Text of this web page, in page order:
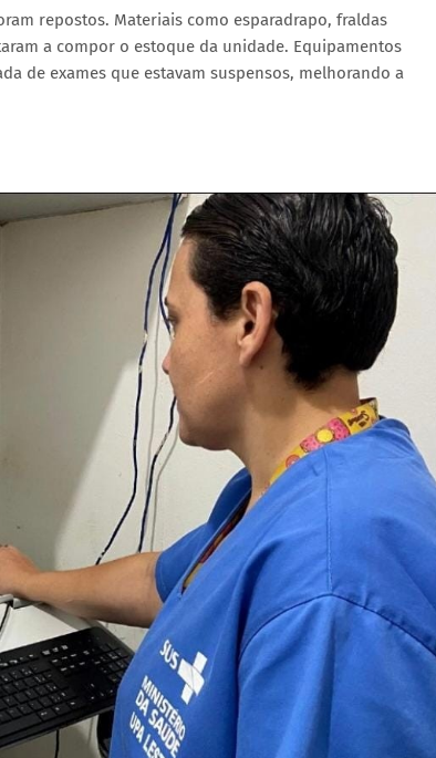
repostos. Materiais como esparadrapo, fraldas
a compor o estoque da unidade. Equipamentos
de exames que estavam suspensos, melhorando a